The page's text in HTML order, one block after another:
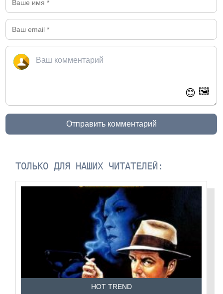
😊 🖼️
Отправить комментарий
ТОЛЬКО ДЛЯ НАШИХ ЧИТАТЕЛЕЙ:
HOT TREND